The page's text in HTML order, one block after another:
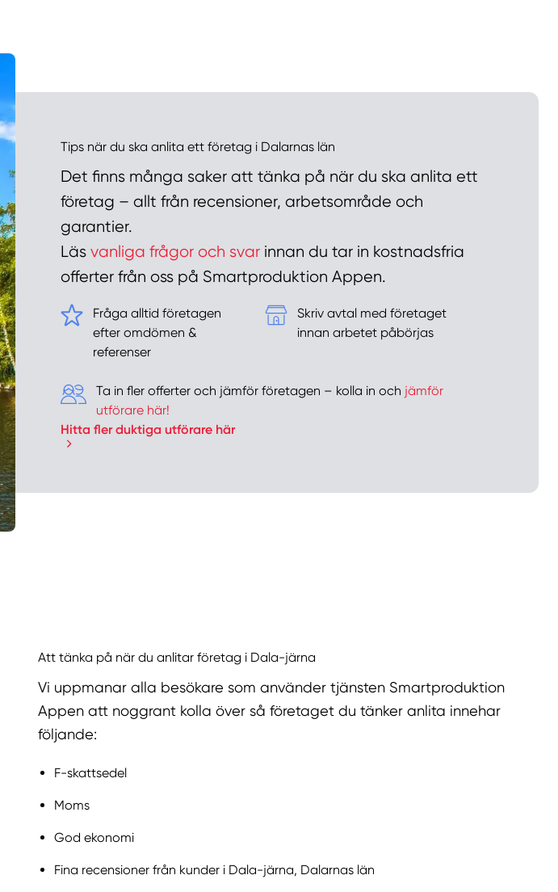
Tips när du ska anlita ett företag i Dalarnas län
Det finns många saker att tänka på när du ska anlita ett
företag – allt från recensioner, arbetsområde och
garantier.
Läs vanliga frågor och svar innan du tar in kostnadsfria
offerter från oss på Smartproduktion Appen.
Fråga alltid företagen
efter omdömen &
referenser
Skriv avtal med företaget
innan arbetet påbörjas
Ta in fler offerter och jämför företagen – kolla in och jämför
utförare här!
Hitta fler duktiga utförare här
Att tänka på när du anlitar företag i Dala-järna
Vi uppmanar alla besökare som använder tjänsten Smartproduktion
Appen att noggrant kolla över så företaget du tänker anlita innehar
följande:
F-skattsedel
Moms
God ekonomi
Fina recensioner från kunder i Dala-järna, Dalarnas län